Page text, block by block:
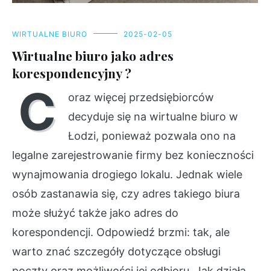
WIRTUALNE BIURO 2025-02-05
Wirtualne biuro jako adres
korespondencyjny ?
C
oraz więcej przedsiębiorców
decyduje się na wirtualne biuro w
Łodzi, ponieważ pozwala ono na
legalne zarejestrowanie firmy bez konieczności
wynajmowania drogiego lokalu. Jednak wiele
osób zastanawia się, czy adres takiego biura
może służyć także jako adres do
korespondencji. Odpowiedź brzmi: tak, ale
warto znać szczegóły dotyczące obsługi